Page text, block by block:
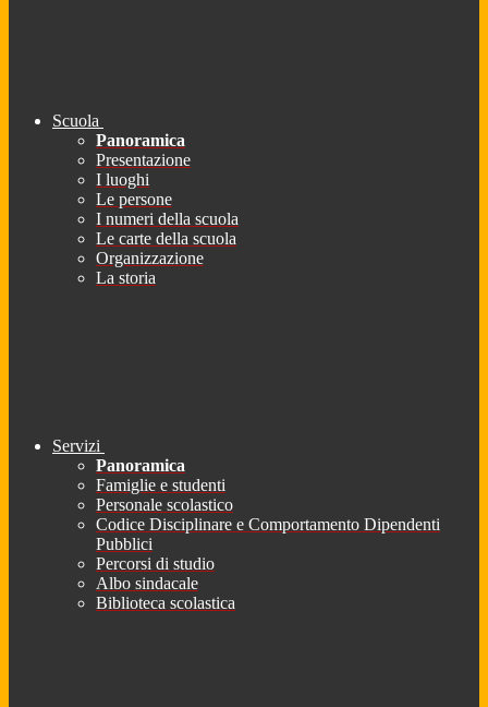
Scuola
Panoramica
Presentazione
I luoghi
Le persone
I numeri della scuola
Le carte della scuola
Organizzazione
La storia
Servizi
Panoramica
Famiglie e studenti
Personale scolastico
Codice Disciplinare e Comportamento Dipendenti
Pubblici
Percorsi di studio
Albo sindacale
Biblioteca scolastica